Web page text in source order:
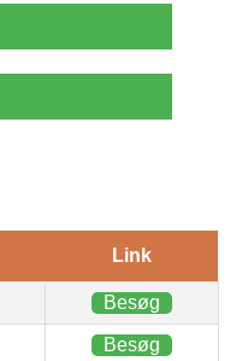
Link
Besøg
Besøg